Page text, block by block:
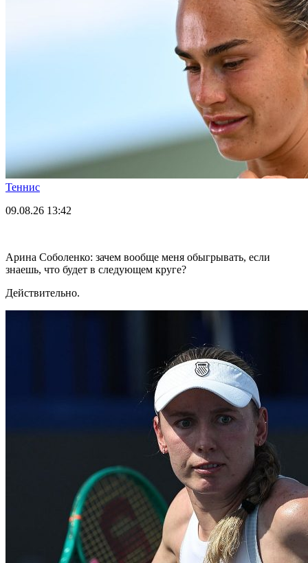
Теннис
09.08.26 13:42
Арина Соболенко: зачем вообще меня обыгрывать, если
знаешь, что будет в следующем круге?
Действительно.